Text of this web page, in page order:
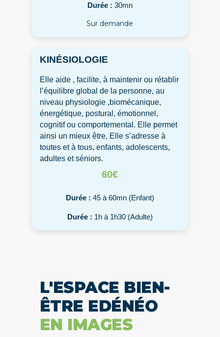
Durée : 30mn
Sur demande
KINÉSIOLOGIE
Elle aide , facilite, à maintenir ou rétablir
l’équilibre global de la personne, au
niveau physiologie ,biomécanique,
énergétique, postural, émotionnel,
cognitif ou comportemental. Elle permet
ainsi un mieux être. Elle s’adresse à
toutes et à tous, enfants, adolescents,
adultes et séniors.
60€
Durée : 45 à 60mn (Enfant)
Durée : 1h à 1h30 (Adulte)
L'ESPACE BIEN-
ÊTRE EDÉNÉO
EN IMAGES